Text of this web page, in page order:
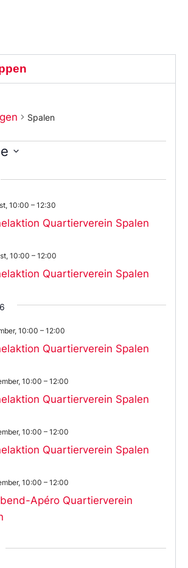
Spalen
Quartierverein Spalen
10:00 – 12:30
Quartierverein Spalen
10:00 – 12:00
Quartierverein Spalen
10:00 – 12:00
Quartierverein Spalen
10:00 – 12:00
Quartierverein Spalen
10:00 – 12:00
Apéro Quartierverein
10:00 – 12:00